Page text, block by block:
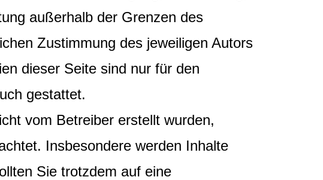
außerhalb der Grenzen des
Zustimmung des jeweiligen Autors
dieser Seite sind nur für den
gestattet.
vom Betreiber erstellt wurden,
Insbesondere werden Inhalte
Sie trotzdem auf eine